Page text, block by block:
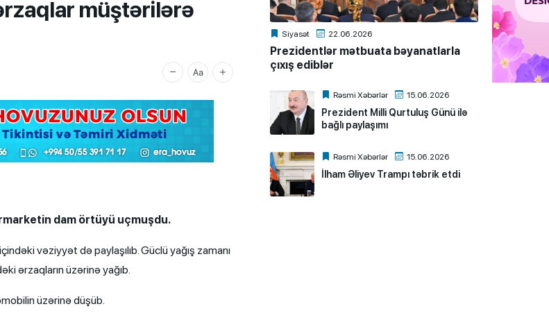
müştərilərə
dam örtüyü uçmuşdu.
vəziyyət də paylaşılıb. Güclü yağış zamanı
ərzaqların üzərinə yağıb.
üzərinə düşüb.
Siyasət 22.06.2026
Prezidentlər mətbuata bəyanatlarla
çıxış ediblər
Rəsmi Xəbərlər 15.06.2026
Prezident Milli Qurtuluş Günü ilə
bağlı paylaşımı
Rəsmi Xəbərlər 15.06.2026
İlham Əliyev Trampı təbrik etdi